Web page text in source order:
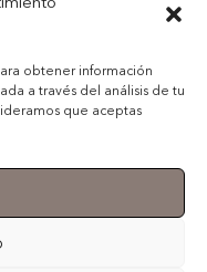
obtener información
a través del análisis de tu
que aceptas